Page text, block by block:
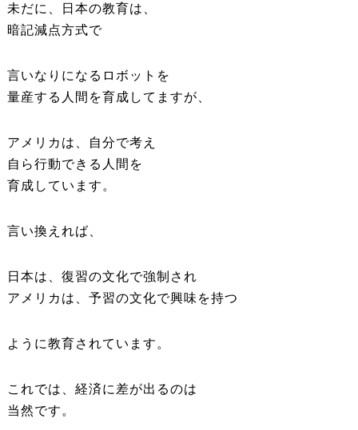
未だに、日本の教育は、
暗記減点方式で
言いなりになるロボットを
量産する人間を育成してますが、
アメリカは、自分で考え
自ら行動できる人間を
育成しています。
言い換えれば、
日本は、復習の文化で強制され
アメリカは、予習の文化で興味を持つ
ように教育されています。
これでは、経済に差が出るのは
当然です。